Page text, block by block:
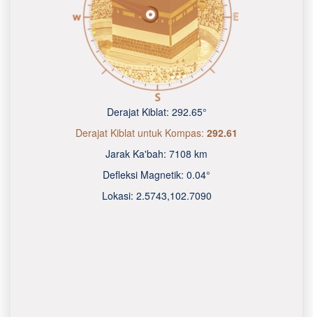
Derajat Kiblat: 292.65°
Derajat Kiblat untuk Kompas: 292.61
Jarak Ka'bah: 7108 km
Defleksi Magnetik: 0.04°
Lokasi: 2.5743,102.7090